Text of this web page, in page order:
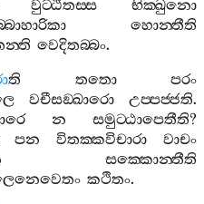
වුට‍්ඨිතස‍්ස
භික‍්ඛුනො
හොන‍්තීති
වෙදිතබ‍්බං.
ති තතො
පරං
වචීසඞ‍්ඛාරො උප‍්පජ‍්ජති.
න සමුට‍්ඨාපෙතීති?
පන විතක‍්කවිචාරා
වාචං
සක‍්කොන‍්තීති
කථිතං.